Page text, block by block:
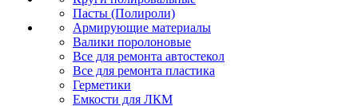
Пасты (Полироли)
Армирующие материалы
Валики поролоновые
Все для ремонта автостекол
Все для ремонта пластика
Герметики
Емкости для ЛКМ